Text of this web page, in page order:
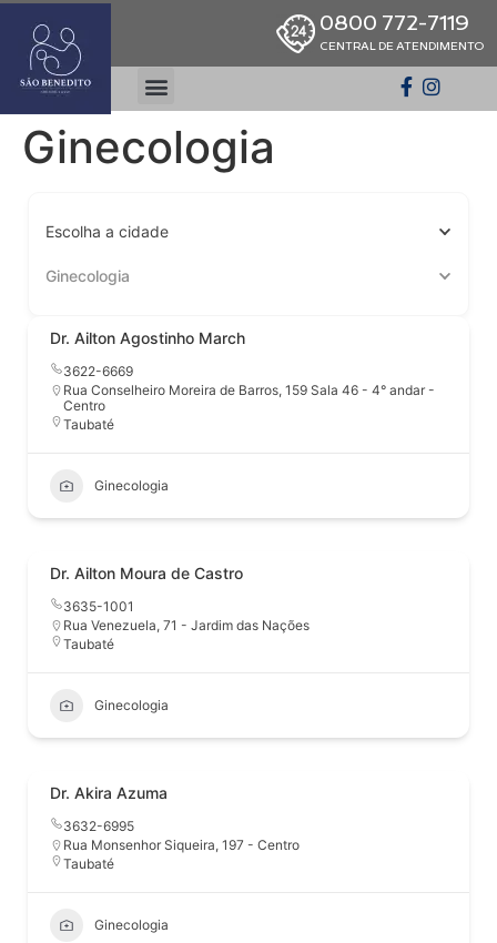
0800 772-7119
CENTRAL DE ATENDIMENTO
Ginecologia
Escolha a cidade
Ginecologia
Dr. Ailton Agostinho March
3622-6669
Rua Conselheiro Moreira de Barros, 159 Sala 46 - 4° andar -
Centro
Taubaté
Ginecologia
Dr. Ailton Moura de Castro
3635-1001
Rua Venezuela, 71 - Jardim das Nações
Taubaté
Ginecologia
Dr. Akira Azuma
3632-6995
Rua Monsenhor Siqueira, 197 - Centro
Taubaté
Ginecologia